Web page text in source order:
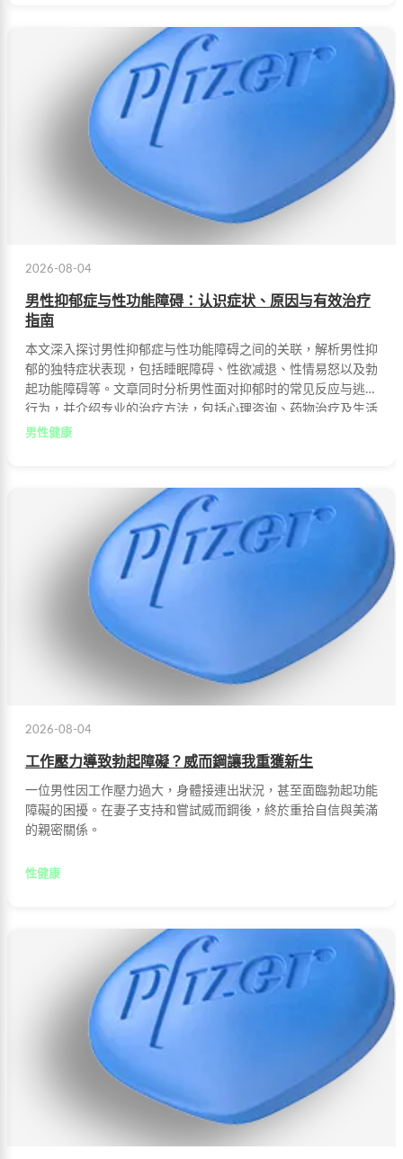
2026-08-04
男性抑郁症与性功能障碍：认识症状、原因与有效治疗
指南
本文深入探讨男性抑郁症与性功能障碍之间的关联，解析男性抑
郁的独特症状表现，包括睡眠障碍、性欲减退、性情易怒以及勃
起功能障碍等。文章同时分析男性面对抑郁时的常见反应与逃避
行为，并介绍专业的治疗方法，包括心理咨询、药物治疗及生活
方式的调整，帮助患者走出阴霾，重获健康与自信。
男性健康
2026-08-04
工作壓力導致勃起障礙？威而鋼讓我重獲新生
一位男性因工作壓力過大，身體接連出狀況，甚至面臨勃起功能
障礙的困擾。在妻子支持和嘗試威而鋼後，終於重拾自信與美滿
的親密關係。
性健康